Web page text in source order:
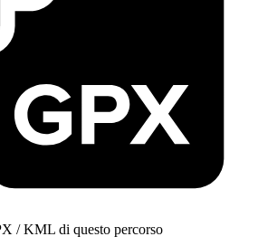
/ KML di questo percorso